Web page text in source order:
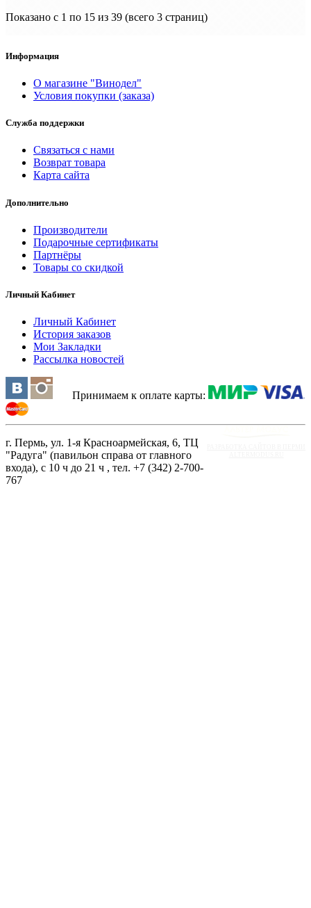
Показано с 1 по 15 из 39 (всего 3 страниц)
Информация
О магазине "Винодел"
Условия покупки (заказа)
Служба поддержки
Связаться с нами
Возврат товара
Карта сайта
Дополнительно
Производители
Подарочные сертификаты
Партнёры
Товары со скидкой
Личный Кабинет
Личный Кабинет
История заказов
Мои Закладки
Рассылка новостей
Принимаем к оплате карты:
г. Пермь, ул. 1-я Красноармейская, 6, ТЦ
"Радуга" (павильон справа от главного
входа), с 10 ч до 21 ч , тел. +7 (342) 2-700-
767